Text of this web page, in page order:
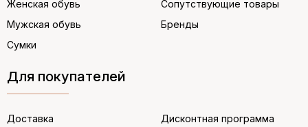
Женская обувь
Мужская обувь
Сумки
Сопутствующие товары
Бренды
Для покупателей
Доставка
Дисконтная программа